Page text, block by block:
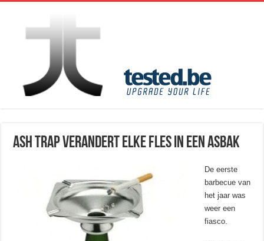
Ash Trap verandert elke fles in een asbak
De eerste
barbecue van
het jaar was
weer een
fiasco.